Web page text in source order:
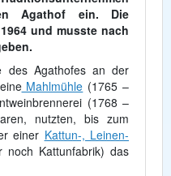
Agathof ein. Die
und musste nach
des Agathofes an der
Mahlmühle (1765 –
(1768 –
nutzten, bis zum
einer Kattun-, Leinen-
Kattunfabrik) das